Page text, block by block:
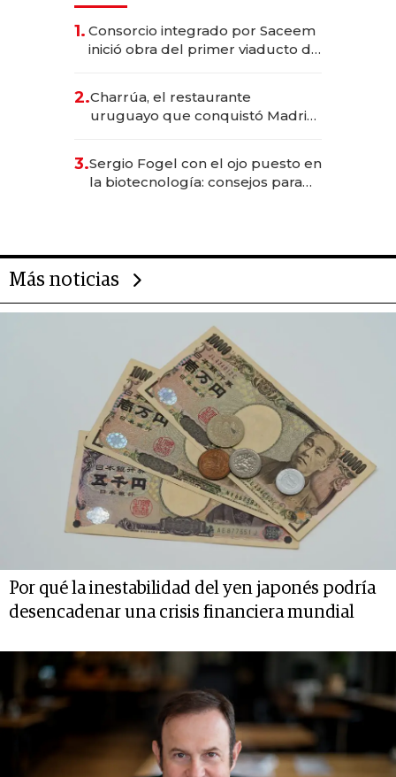
1. Consorcio integrado por Saceem
inició obra del primer viaducto de
millones
2.Charrúa, el restaurante
uruguayo que conquistó Madrid:
anticipación y prepara apertura
3.Sergio Fogel con el ojo puesto en
la biotecnología: consejos para
Más noticias
Por qué la inestabilidad del yen japonés podría
desencadenar una crisis financiera mundial